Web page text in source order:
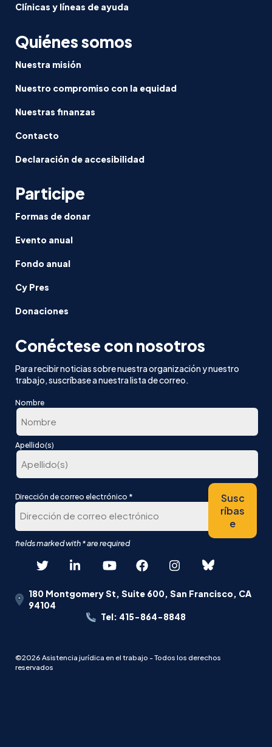
Clínicas y líneas de ayuda
Quiénes somos
Nuestra misión
Nuestro compromiso con la equidad
Nuestras finanzas
Contacto
Declaración de accesibilidad
Participe
Formas de donar
Evento anual
Fondo anual
Cy Pres
Donaciones
Conéctese con nosotros
Para recibir noticias sobre nuestra organización y nuestro
trabajo, suscríbase a nuestra lista de correo.
Nombre
En
primer
lugar
Apellido(s)
Dirección de correo electrónico *
Susc
ríbas
e
180 Montgomery St, Suite 600, San Francisco, CA
94104
Tel: 415-864-8848
©2026 Asistencia jurídica en el trabajo - Todos los derechos
reservados